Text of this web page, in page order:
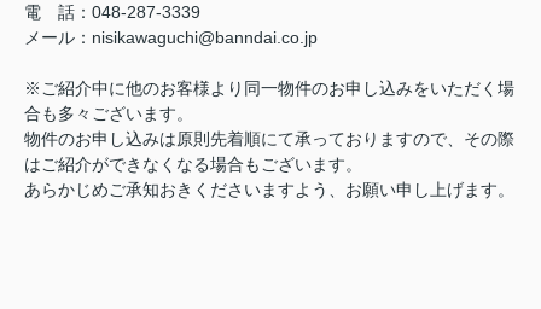
電 話：048-287-3339
メール：nisikawaguchi@banndai.co.jp
※ご紹介中に他のお客様より同一物件のお申し込みをいただく場
合も多々ございます。
物件のお申し込みは原則先着順にて承っておりますので、その際
はご紹介ができなくなる場合もございます。
あらかじめご承知おきくださいますよう、お願い申し上げます。